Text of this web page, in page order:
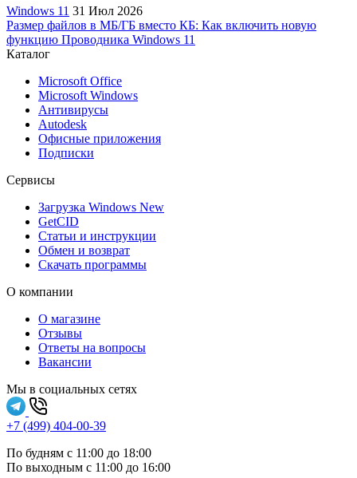
Windows 11 31 Июл 2026
Размер файлов в МБ/ГБ вместо КБ: Как включить новую
функцию Проводника Windows 11
Каталог
Microsoft Office
Microsoft Windows
Антивирусы
Autodesk
Офисные приложения
Подписки
Сервисы
Загрузка Windows New
GetCID
Статьи и инструкции
Обмен и возврат
Скачать программы
О компании
О магазине
Отзывы
Ответы на вопросы
Вакансии
Мы в социальных сетях
+7 (499) 404-00-39
По будням с 11:00 до 18:00
По выходным с 11:00 до 16:00